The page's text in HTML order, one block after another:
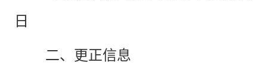
日
二、更正信息